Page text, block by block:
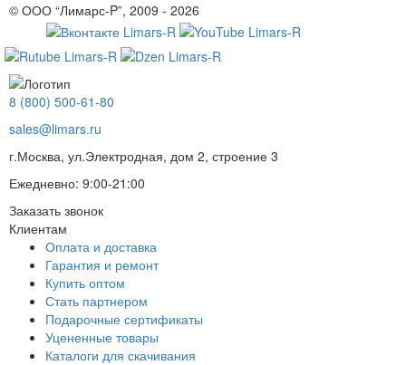
© ООО “Лимарс-P”, 2009 - 2026
8 (800) 500-61-80
sales@limars.ru
г.Москва, ул.Электродная, дом 2, строение 3
Ежедневно: 9:00-21:00
Заказать звонок
Клиентам
Оплата и доставка
Гарантия и ремонт
Купить оптом
Стать партнером
Подарочные сертификаты
Уцененные товары
Каталоги для скачивания